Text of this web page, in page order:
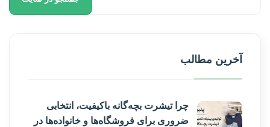
آخرین مطالب
چرا تیشرت بچه‌گانه باکیفیت، انتخابی
ضروری برای فروشگاه‌ها و خانواده‌ها در